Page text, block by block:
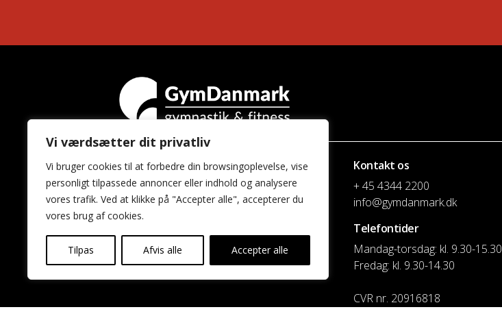
Vi værdsætter dit privatliv
Vi bruger cookies til at forbedre din browsingoplevelse, vise
personligt tilpassede annoncer eller indhold og analysere
vores trafik. Ved at klikke på "Accepter alle", accepterer du
vores brug af cookies.
Tilpas Afvis alle Accepter alle
GymDanmark
Idrættens Hus
Brøndby Stadion 20
2605 Brøndby
Kontakt os
+ 45 4344 2200
info@gymdanmark.dk
Telefontider
Mandag-torsdag: kl. 9.30-15.30
Fredag: kl. 9.30-14.30
CVR nr. 20916818